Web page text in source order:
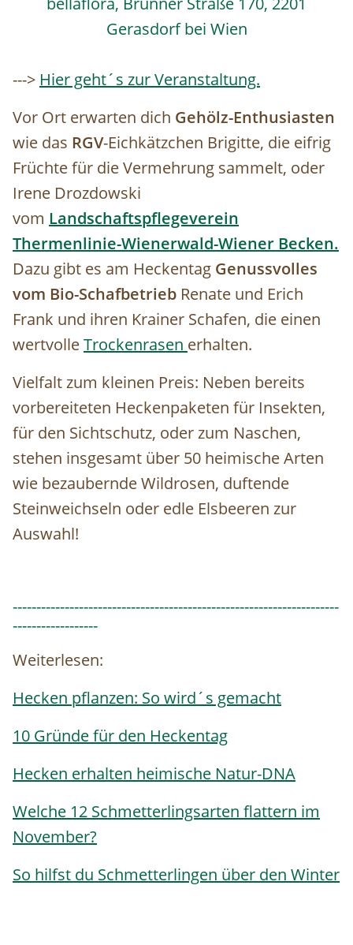
Gerasdorf bei Wien
---> Hier geht´s zur Veranstaltung.
Vor Ort erwarten dich Gehölz-Enthusiasten
wie das RGV-Eichkätzchen Brigitte, die eifrig
Früchte für die Vermehrung sammelt, oder
Irene Drozdowski
vom Landschaftspflegeverein
Thermenlinie-Wienerwald-Wiener Becken.
Dazu gibt es am Heckentag Genussvolles
vom Bio-Schafbetrieb Renate und Erich
Frank und ihren Krainer Schafen, die einen
wertvolleTrockenrasen erhalten.
Vielfalt zum kleinen Preis: Neben bereits
vorbereiteten Heckenpaketen für Insekten,
für den Sichtschutz, oder zum Naschen,
stehen insgesamt über 50 heimische Arten
wie bezaubernde Wildrosen, duftende
Steinweichseln oder edle Elsbeeren zur
Auswahl!
---------------------------------------------------------------------
------------------
Weiterlesen:
Hecken pflanzen: So wird´s gemacht
10 Gründe für den Heckentag
Hecken erhalten heimische Natur-DNA
Welche 12 Schmetterlingsarten flattern im
November?
So hilfst du Schmetterlingen über den Winter